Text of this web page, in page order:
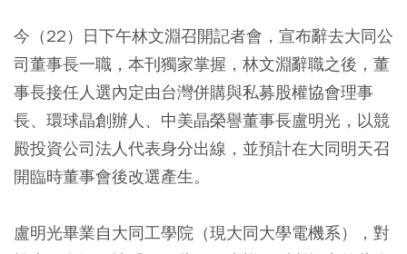
今（22）日下午林文淵召開記者會，宣布辭去大同公
司董事長一職，本刊獨家掌握，林文淵辭職之後，董
事長接任人選內定由台灣併購與私募股權協會理事
長、環球晶創辦人、中美晶榮譽董事長盧明光，以競
殿投資公司法人代表身分出線，並預計在大同明天召
開臨時董事會後改選產生。
盧明光畢業自大同工學院（現大同大學電機系），對